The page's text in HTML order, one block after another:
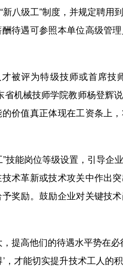
级工”制度，并规定聘用
待遇可参照本单位高级管
评为特级技师或首席技
省机械技师学院教师杨登辉
价值真正体现在工资条上
能岗位等级设置，引导企
术革新或技术攻关中作出
奖励。鼓励企业对关键技
高他们的待遇水平势在必
，才能切实提升技术工人的